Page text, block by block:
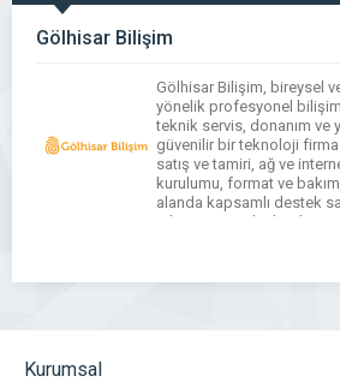
Gölhisar Bilişim
Gölhisar Bilişim, bireysel
yönelik profesyonel
teknik servis, donanım ve
güvenilir bir teknoloji
satış ve tamiri, ağ ve
kurulumu, format ve
alanda kapsamlı destek
Bilişim, güncel teknolojiye
Kurumsal